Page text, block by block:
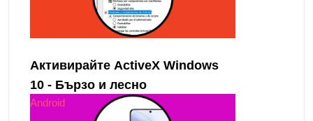
Активирайте ActiveX Windows
10 - Бързо и лесно
Android